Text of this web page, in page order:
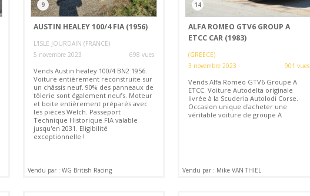
9
AUSTIN HEALEY 100/4 FIA (1956)
L'ISLE JOURDAIN (FRANCE)
5 novembre 2023
698 vues
Vends Austin healey 100/4 BN2 1956.
Voiture entièrement reconstruite sur
un châssis neuf. 90% des panneaux de
tôlerie sont également neufs. Moteur
et boite entièrement préparés avec
les pièces Welch. Passeport
Technique Historique FIA valable
jusqu'en 2031. Eligibilité
exceptionnelle !
Vendu par : WG British Racing
14
ALFA ROMEO GTV6 GROUP A
ETCC CAR (1983)
(GREECE)
3 novembre 2023
901 vues
Vends Alfa Romeo GTV6 Groupe A
ETCC. Voiture Autodelta originale
livrée à la Scuderia Autolodi Corse.
Occasion unique d'acheter une
véritable voiture de groupe A
Vendu par : Mike VAN THIEL